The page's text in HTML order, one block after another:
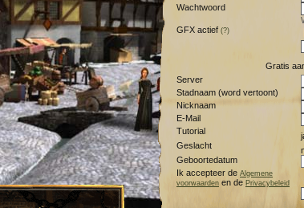
Wachtwoord
GFX actief (?)
Gratis
Server
Stadnaam (word vertoont)
Nicknaam
E-Mail
Tutorial
Geslacht
Geboortedatum
Ik accepteer de Algemene
voorwaarden en de Privacybeleid